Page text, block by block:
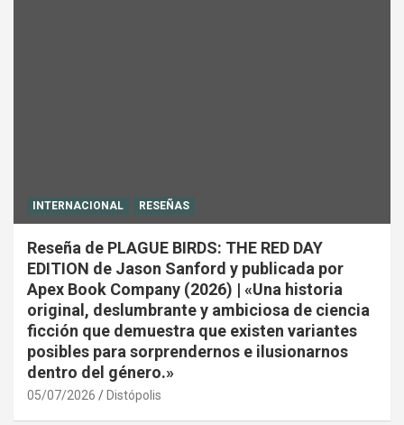
INTERNACIONAL RESEÑAS
Reseña de PLAGUE BIRDS: THE RED DAY
EDITION de Jason Sanford y publicada por
Apex Book Company (2026) | «Una historia
original, deslumbrante y ambiciosa de ciencia
ficción que demuestra que existen variantes
posibles para sorprendernos e ilusionarnos
dentro del género.»
05/07/2026 Distópolis